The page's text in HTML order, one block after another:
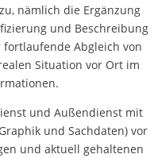
nämlich die Ergänzung
und Beschreibung
Abgleich von
Situation vor Ort im
und Außendienst mit
und Sachdaten) vor
und aktuell gehaltenen